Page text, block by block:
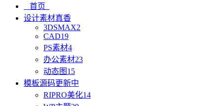
首页
设计素材真香
3DSMAX2
CAD19
PS素材4
办公素材23
动态图 15
模板源码更新中
RIPRO美化14